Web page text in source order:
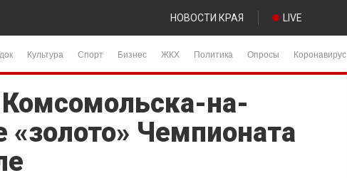
НОВОСТИ КРАЯ LIVE
Культура Спорт Бизнес ЖКХ Политика Опросы Коронавирус
на-
Чемпионата